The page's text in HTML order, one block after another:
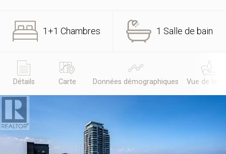
1+1 Chambres 1 Salle de bain
Détails Carte Données démographiques Vue de la